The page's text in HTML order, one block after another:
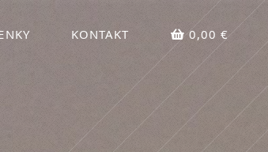
KONTAKT 0,00 €